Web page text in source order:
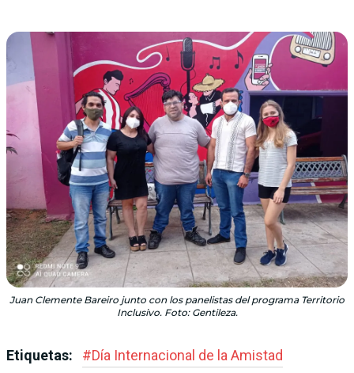
Juan Clemente Bareiro junto con los panelistas del programa Territorio
Inclusivo. Foto: Gentileza.
Etiquetas: #Día Internacional de la Amistad